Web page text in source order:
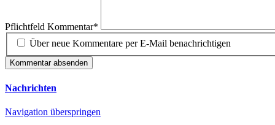
Pflichtfeld Kommentar*
Über neue Kommentare per E-Mail benachrichtigen
Kommentar absenden
Nachrichten
Navigation überspringen